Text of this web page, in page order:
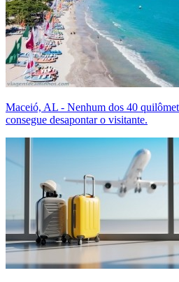
Maceió, AL - Nenhum dos 40
consegue desapontar o visitante.